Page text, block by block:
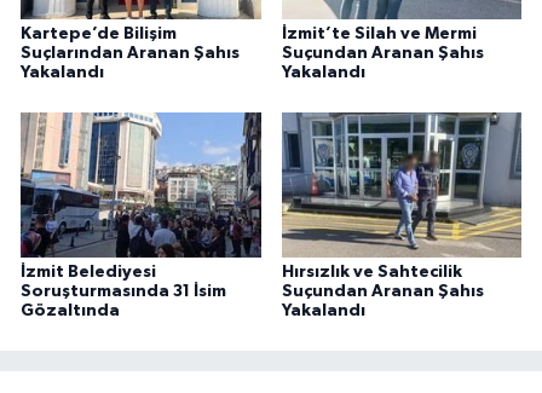
Kartepe’de Bilişim
Suçlarından Aranan Şahıs
Yakalandı
İzmit’te Silah ve Mermi
Suçundan Aranan Şahıs
Yakalandı
İzmit Belediyesi
Soruşturmasında 31 İsim
Gözaltında
Hırsızlık ve Sahtecilik
Suçundan Aranan Şahıs
Yakalandı